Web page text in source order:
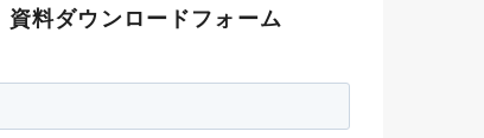
資料ダウンロードフォーム